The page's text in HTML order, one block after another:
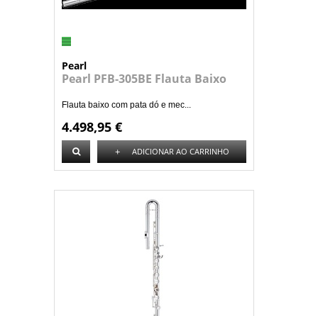
Pearl
Pearl PFB-305BE Flauta Baixo
Flauta baixo com pata dó e mec...
4.498,95 €
+ ADICIONAR AO CARRINHO